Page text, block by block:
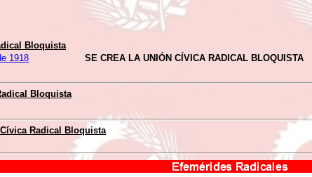
Bloquista
1918 SE CREA LA UNIÓN CÍVICA RADICAL BLOQUISTA
Bloquista
Radical Bloquista